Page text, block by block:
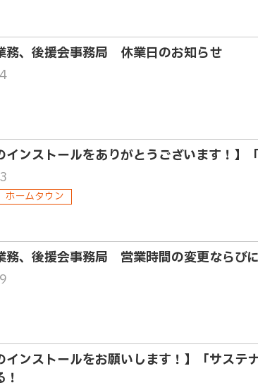
務、後援会事務局 休業日のお知らせ
インストールをありがとうございます！
ホームタウン
務、後援会事務局 営業時間の変更ならび
インストールをお願いします！】「サス